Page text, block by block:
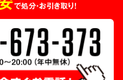
で処分・お引き取り！